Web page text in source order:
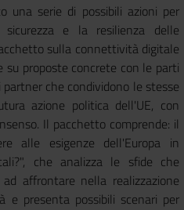
una serie di possibili azioni per
sicurezza e la resilienza delle
sulla connettività digitale
su proposte concrete con le parti
che condividono le stesse
azione politica dell'UE, con
Il pacchetto comprende: il
alle esigenze dell'Europa in
che analizza le sfide che
affrontare nella realizzazione
presenta possibili scenari per